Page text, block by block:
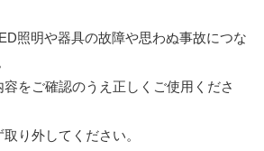
照明や器具の故障や思わぬ事故につな
をご確認のうえ正しくご使用くださ
り外してください。